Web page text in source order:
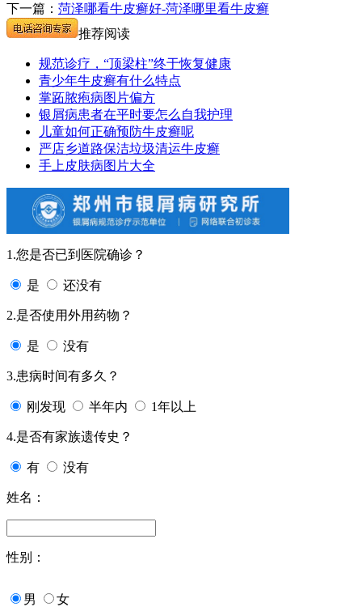
下一篇： 菏泽哪看牛皮癣好-菏泽哪里看牛皮癣
推荐阅读
规范诊疗，“顶梁柱”终于恢复健康
青少年牛皮癣有什么特点
掌跖脓疱病图片偏方
银屑病患者在平时要怎么自我护理
儿童如何正确预防牛皮癣呢
严店乡道路保洁垃圾清运牛皮癣
手上皮肤病图片大全
1.您是否已到医院确诊？
是 还没有
2.是否使用外用药物？
是 没有
3.患病时间有多久？
刚发现 半年内 1年以上
4.是否有家族遗传史？
有 没有
姓名：
性别：
男 女